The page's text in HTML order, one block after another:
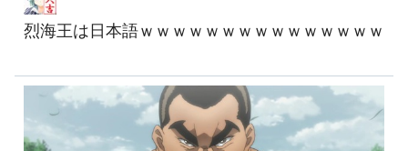
烈海王は日本語ｗｗｗｗｗｗｗｗｗｗｗｗｗｗｗ